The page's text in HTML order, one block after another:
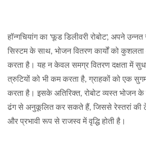
हॉन्गचियांग का 'फूड डिलीवरी रोबोट', अपने
सिस्टम के साथ, भोजन वितरण कार्यों को
करता है। यह न केवल समग्र वितरण दक्षता में
त्रुटियों को भी कम करता है, ग्राहकों को एक
करता है। इसके अतिरिक्त, रोबोट व्यस्त भोजन
ढंग से अनुकूलित कर सकते हैं, जिससे रेस्तरां की
और प्रभावी रूप से राजस्व में वृद्धि होती है।